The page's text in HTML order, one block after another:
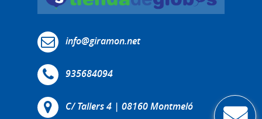
info@giramon.net
935684094
C/ Tallers 4 | 08160 Montmeló